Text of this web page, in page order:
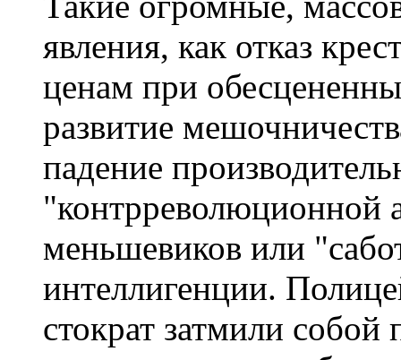
явления, как отказ
ценам при
развитие
падение
"контрреволюционной
меньшевиков или
интеллигенции.
стократ затмили собой